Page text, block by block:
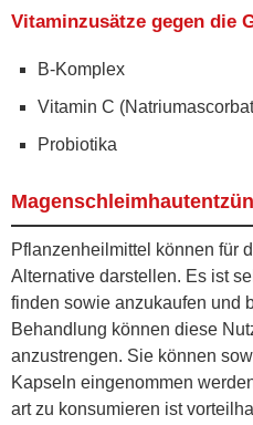
Vitaminzusätze gegen die
B-Komplex
Vitamin C
Probiotika
Pflanzenheilmittel können für
Alternative darstellen. Es ist
finden sowie anzukaufen und
Behandlung können diese
anzustrengen. Sie können
Kapseln eingenommen
art zu konsumieren ist